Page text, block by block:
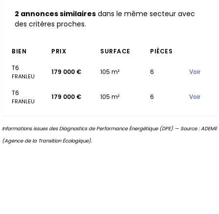
2 annonces similaires dans le même secteur avec
des critères proches.
BIEN PRIX SURFACE
PIÈCES
T6
FRANLEU
179 000 € 105 m² 6 Voir
T6
FRANLEU
179 000 € 105 m² 6 Voir
Informations issues des Diagnostics de Performance Énergétique (DPE) — Source : ADEME
(Agence de la Transition Écologique).